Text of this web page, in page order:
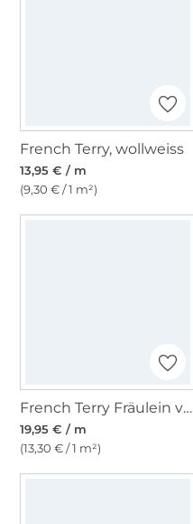
French Terry, wollweiss
13,95 € / m
(9,30 € / 1 m²)
French Terry Fräulein von Julie Blockstreifen, pink/orange
19,95 € / m
(13,30 € / 1 m²)